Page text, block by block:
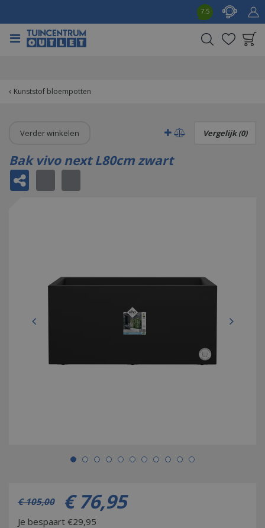
Kunststof bloempotten
7.5
Verder winkelen Vergelijk (0)
Bak vivo next L80cm zwart
€ 105,00 € 76,95
Je bespaart €29,95